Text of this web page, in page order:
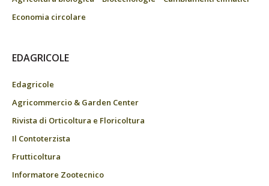
Economia circolare
EDAGRICOLE
Edagricole
Agricommercio & Garden Center
Rivista di Orticoltura e Floricoltura
Il Contoterzista
Frutticoltura
Informatore Zootecnico